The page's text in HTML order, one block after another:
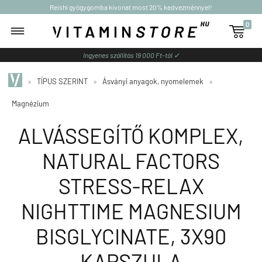
Reishi gyógygomba kivonat most 20% kedvezménnyel!

0
Ingyenes szállítás 19 000 Ft-tól ✓
» TÍPUS SZERINT » Ásványi anyagok, nyomelemek »
Magnézium
ALVÁSSEGÍTŐ KOMPLEX,
NATURAL FACTORS
STRESS-RELAX
NIGHTTIME MAGNESIUM
BISGLYCINATE, 3X90